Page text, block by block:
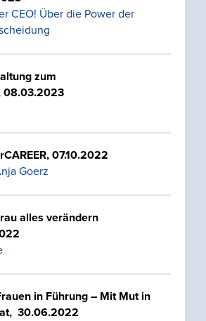
CEO! Über die Power der
zum
08.03.2023
07.10.2022
Goerz
alles verändern
in Führung – Mit Mut in
30.06.2022